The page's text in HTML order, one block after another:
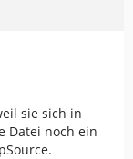
sie sich in
Datei noch ein